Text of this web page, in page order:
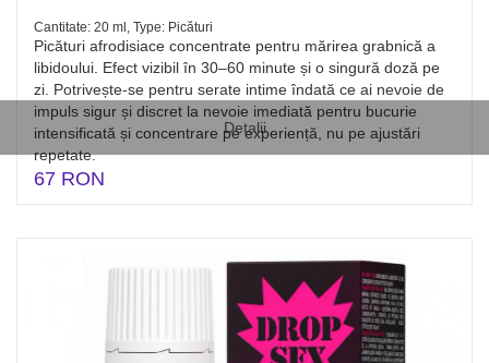
Detalii
Cantitate: 20 ml, Type: Picături
Picături afrodisiace concentrate pentru mărirea grabnică a
libidoului. Efect vizibil în 30–60 minute și o singură doză pe
zi. Potrivește-se pentru serate intime îndată ce ai nevoie de
impuls sigur și discret la nevoie imediată pentru bucurie
intensificată și concentrare pe experiență, nu pe ajustări
repetate.
67 RON